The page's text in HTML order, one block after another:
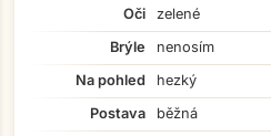
Oči
zelené
Brýle
nenosím
Na pohled
hezký
Postava
běžná